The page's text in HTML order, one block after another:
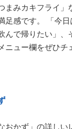
まみカキフライ」
足感です。 「今
んで帰りたい」、
ニュー欄をぜひチ
おかず」の詳しい